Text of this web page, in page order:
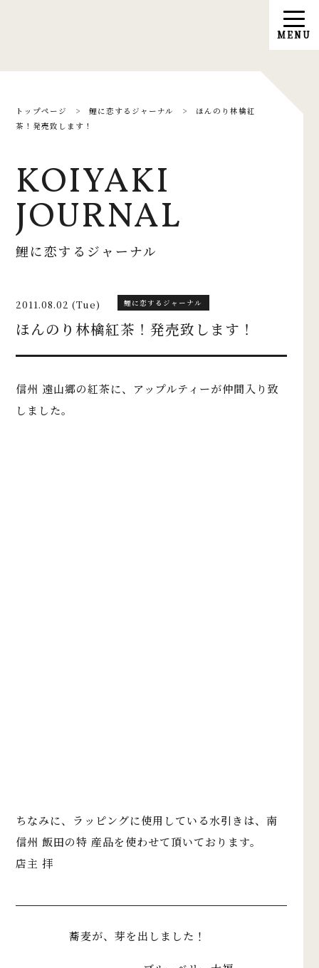
トップページ >鯉に恋するジャーナル > ほんのり林檎紅
茶！発売致します！
KOIYAKI
JOURNAL
鯉に恋するジャーナル
2011.08.02 (Tue) 鯉に恋するジャーナル
ほんのり林檎紅茶！発売致します！
信州 遠山郷の紅茶に、アップルティーが仲間入り致
しました。
ちなみに、ラッピングに使用している水引きは、南
信州 飯田の特 産品を使わせて頂いております。
店主 拝
蕎麦が、芽を出しました！